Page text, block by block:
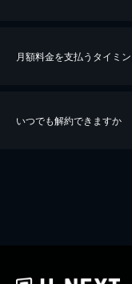
※40％ポイント還元の対象は、
iOSアプリのUコイン決済に
月額料金を支払うタイミ
いつでも解約できますか